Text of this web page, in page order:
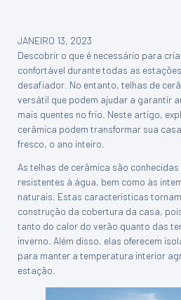
JANEIRO 13, 2023
Descobrir o que é necessário para
confortável durante todas as
desafiador. No entanto, telhas de
versátil que podem ajudar a garantir
mais quentes no frio. Neste artigo,
cerâmica podem transformar sua
fresco, o ano inteiro.
As telhas de cerâmica são
resistentes à água, bem como às
naturais. Estas características
construção da cobertura da casa,
tanto do calor do verão quanto das
inverno. Além disso, elas oferecem
para manter a temperatura interior
estação.